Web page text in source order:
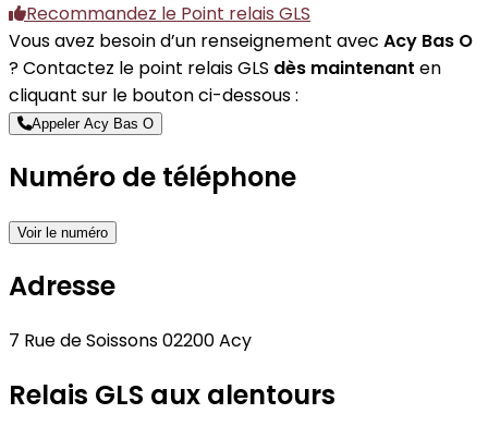
Recommandez le Point relais GLS
Vous avez besoin d’un renseignement avec Acy Bas O
? Contactez le point relais GLS dès maintenant en
cliquant sur le bouton ci-dessous :
Appeler Acy Bas O
Numéro de téléphone
Voir le numéro
Adresse
7 Rue de Soissons 02200 Acy
Relais GLS aux alentours